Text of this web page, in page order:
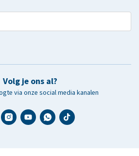
Volg je ons al?
via onze social media kanalen